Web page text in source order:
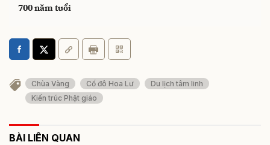
700 năm tuổi
Chùa Vàng Cố đô Hoa Lư
Du lịch tâm linh
Kiến trúc Phật giáo
BÀI LIÊN QUAN